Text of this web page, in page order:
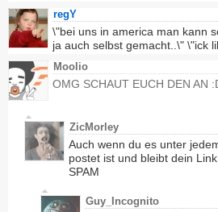
regY
\"bei uns in america man kann
ja auch selbst gemacht..\" \"ick
Moolio
OMG SCHAUT EUCH DEN AN
ZicMorley
Auch wenn du es unter
postet ist und bleibt dein
SPAM
Guy_Incognito